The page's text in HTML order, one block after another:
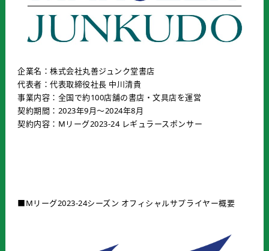
企業名：株式会社丸善ジュンク堂書店
代表者：代表取締役社長 中川清貴
事業内容：全国で約100店舗の書店・文具店を運営
契約期間：2023年9月〜2024年8月
契約内容：Mリーグ2023-24 レギュラースポンサー
■Mリーグ2023-24シーズン オフィシャルサプライヤー概要